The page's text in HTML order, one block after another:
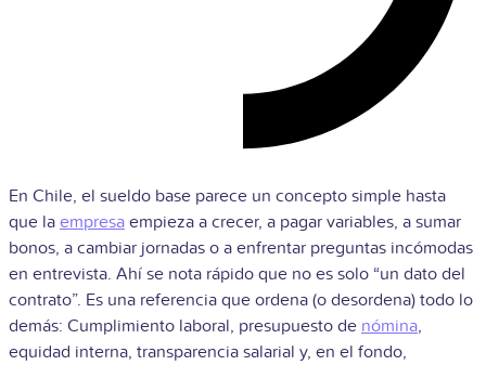
En Chile, el sueldo base parece un concepto simple hasta
que la empresa empieza a crecer, a pagar variables, a sumar
bonos, a cambiar jornadas o a enfrentar preguntas incómodas
en entrevista. Ahí se nota rápido que no es solo “un dato del
contrato”. Es una referencia que ordena (o desordena) todo lo
demás: Cumplimiento laboral, presupuesto de nómina,
equidad interna, transparencia salarial y, en el fondo,